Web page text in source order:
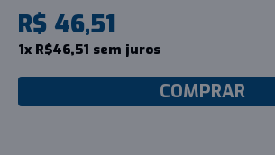
R$ 46,51
1x R$46,51 sem juros
COMPRAR